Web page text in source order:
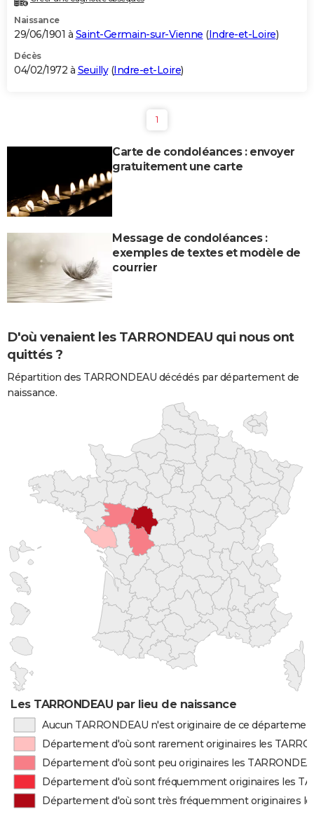
Naissance
29/06/1901 à Saint-Germain-sur-Vienne (Indre-et-Loire)
Décès
04/02/1972 à Seuilly(Indre-et-Loire)
1
Carte de condoléances : envoyer
gratuitement une carte
Message de condoléances :
exemples de textes et modèle de
courrier
D'où venaient les TARRONDEAU qui nous ont
quittés ?
Répartition des TARRONDEAU décédés par département de
naissance.
Les TARRONDEAU par lieu de naissance
Aucun TARRONDEAU n'est originaire de ce
Département d'où sont rarement originaires les
Département d'où sont peu originaires les
Département d'où sont fréquemment originaires les
Département d'où sont très fréquemment originaires